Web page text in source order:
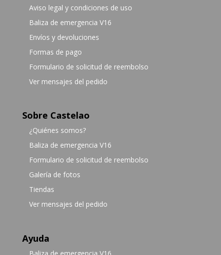
Aviso legal y condiciones de uso
Baliza de emergencia V16
Envíos y devoluciones
Formas de pago
Formulario de solicitud de reembolso
Ver mensajes del pedido
Sobre Castelao
¿Quiénes somos?
Baliza de emergencia V16
Formulario de solicitud de reembolso
Galería de fotos
Tiendas
Ver mensajes del pedido
Ayuda
Baliza de emergencia V16